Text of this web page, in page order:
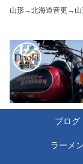
山形→北海道音更→山
ブログ
ラーメン